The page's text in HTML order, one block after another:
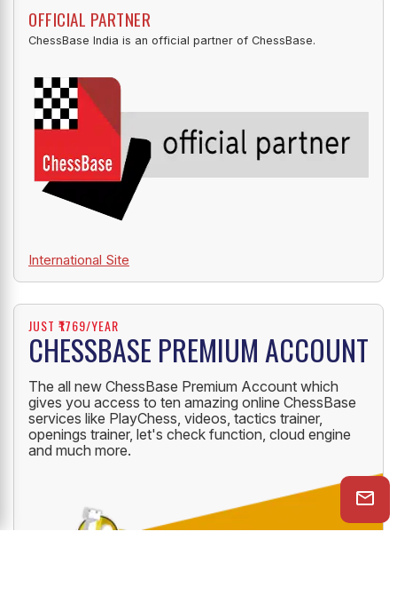
ChessBase India is an official partner of ChessBase.
International Site
CHESSBASE PREMIUM ACCOUNT
The all new ChessBase Premium Account which
gives you access to ten amazing online ChessBase
openings trainer, let's check function, cloud engine